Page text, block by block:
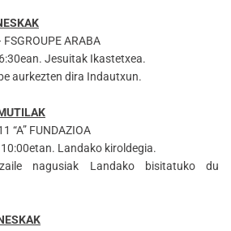
ARABA
Jesuitak Ikastetxea.
aurkezten dira Indautxun.
“A” FUNDAZIOA
Landako kiroldegia.
nagusiak Landako bisitatuko du